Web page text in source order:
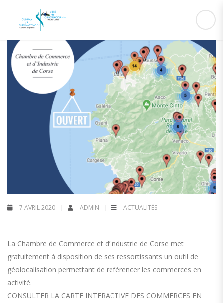
7 AVRIL 2020 ADMIN ACTUALITÉS
La Chambre de Commerce et d’Industrie de Corse met
gratuitement à disposition de ses ressortissants un outil de
géolocalisation permettant de référencer les commerces en
activité.
CONSULTER LA CARTE INTERACTIVE DES COMMERCES EN